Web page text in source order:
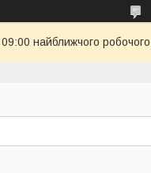
найближчого